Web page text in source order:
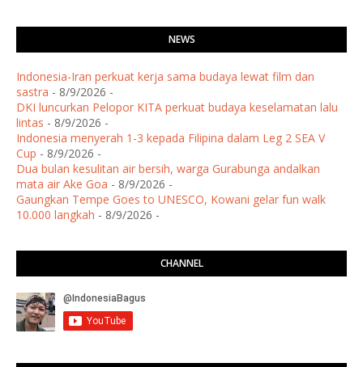
NEWS
Indonesia-Iran perkuat kerja sama budaya lewat film dan
sastra - 8/9/2026 -
DKI luncurkan Pelopor KITA perkuat budaya keselamatan lalu
lintas - 8/9/2026 -
Indonesia menyerah 1-3 kepada Filipina dalam Leg 2 SEA V
Cup - 8/9/2026 -
Dua bulan kesulitan air bersih, warga Gurabunga andalkan
mata air Ake Goa - 8/9/2026 -
Gaungkan Tempe Goes to UNESCO, Kowani gelar fun walk
10.000 langkah - 8/9/2026 -
CHANNEL